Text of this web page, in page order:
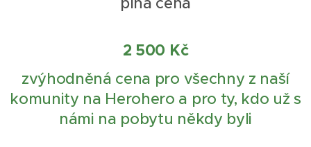
2 500 Kč
zvýhodněná cena pro všechny z naší
komunity na Herohero a pro ty, kdo už s
námi na pobytu někdy byli